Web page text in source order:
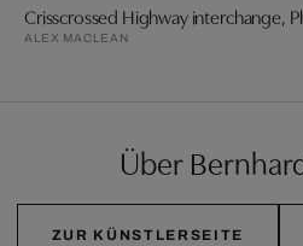
ALEX MACLEAN
Über
ZUR KÜNSTLERSEITE